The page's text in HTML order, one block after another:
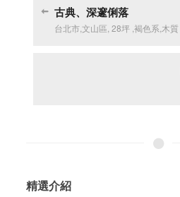
古典、深邃俐落
台北市,文山區 ,28坪 ,褐色系 木質
精選介紹